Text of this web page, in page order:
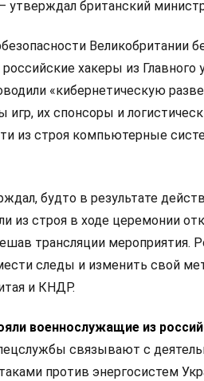
утверждал британский
Великобритании
хакеры из Главного
«кибернетическую
игр, их спонсоры и
из строя компьютерные
будто в результате
из строя в ходе церемонии
трансляции мероприятия.
следы и изменить свой
и КНДР.
военнослужащие из
связывают с
против энергосистем